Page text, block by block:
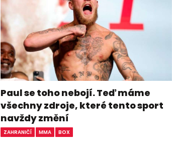
Paul se toho nebojí. Teď máme
všechny zdroje, které tento sport
navždy změní
ZAHRANIČÍ MMA BOX